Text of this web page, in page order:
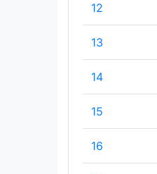
12
13
14
15
16